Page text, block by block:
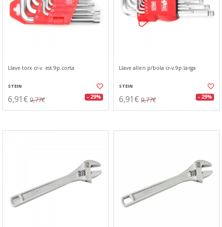
Llave torx cr-v. est.9p.corta
STEIN
6,91€ 9,77€ - 29%
Llave allen p/bola cr-v.9p.larga
STEIN
6,91€ 9,77€ - 29%